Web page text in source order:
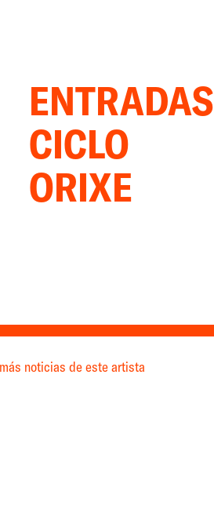
ENTRADAS
CICLO
ORIXE
noticias de este artista